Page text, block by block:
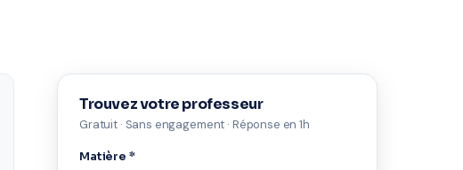
Trouvez votre professeur
Gratuit · Sans engagement · Réponse en 1h
Matière *